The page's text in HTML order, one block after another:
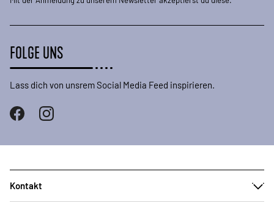
FOLGE UNS
Lass dich von unsrem Social Media Feed inspirieren.
Kontakt